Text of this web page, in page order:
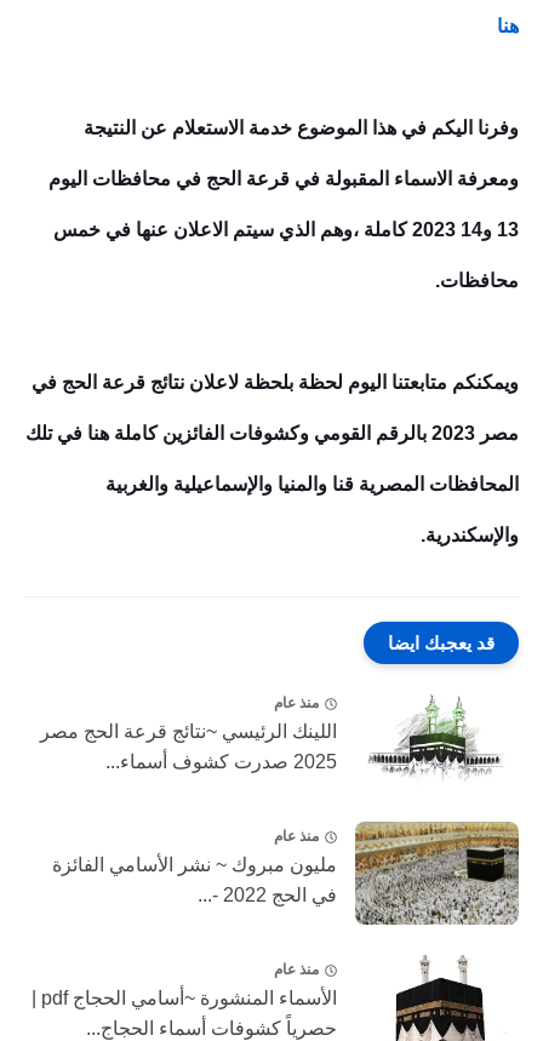
هنا
وفرنا اليكم في هذا الموضوع خدمة الاستعلام عن النتيجة
ومعرفة الاسماء المقبولة في قرعة الحج في محافظات اليوم
13 و14 2023 كاملة ،وهم الذي سيتم الاعلان عنها في خمس
محافظات.
ويمكنكم متابعتنا اليوم لحظة بلحظة لاعلان نتائج قرعة الحج في
مصر 2023 بالرقم القومي وكشوفات الفائزين كاملة هنا في تلك
المحافظات المصرية قنا والمنيا والإسماعيلية والغربية
والإسكندرية.
قد يعجبك ايضا
منذ عام
اللينك الرئيسي ~نتائج قرعة الحج مصر
2025 صدرت كشوف أسماء...
منذ عام
مليون مبروك ~ نشر الأسامي الفائزة
في الحج 2022 -...
منذ عام
حصرياً كشوفات أسماء الحجاج...